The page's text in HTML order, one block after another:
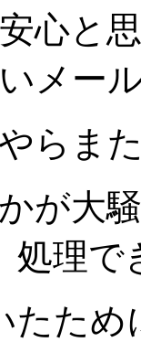
心と
メー
らま
が大
処理で
たため